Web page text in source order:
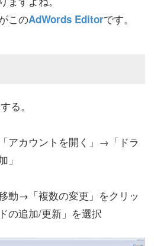
このAdWords Editorです。
る。
アカウントを開く」→「ドラ
」
動→「複数の変更」をクリッ
の追加/更新」を選択